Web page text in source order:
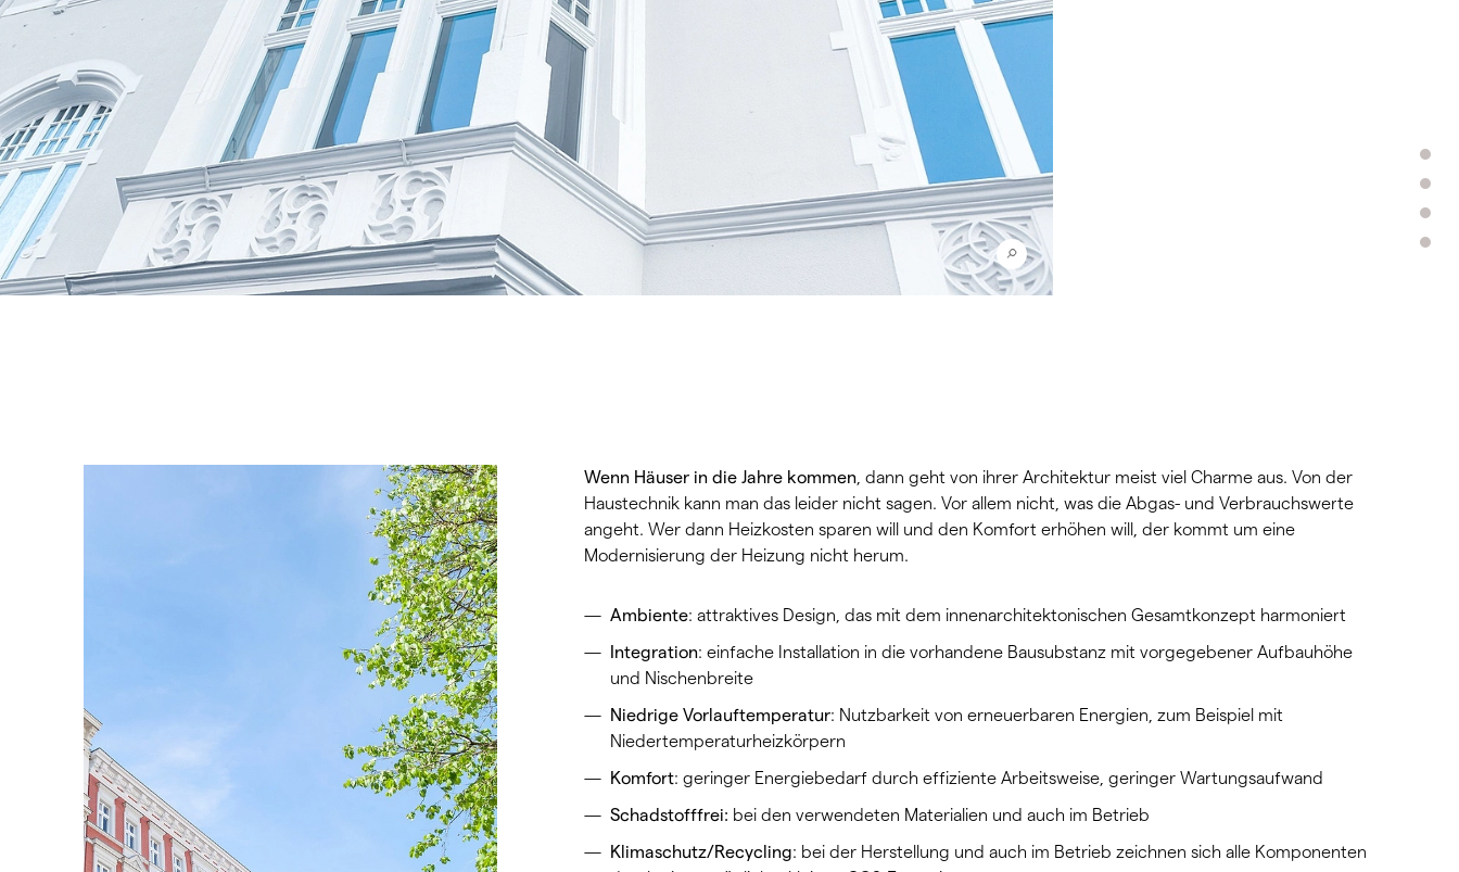
Wenn Häuser in die Jahre kommen, dann geht von ihrer Architektur meist viel Charme aus. Von der
Haustechnik kann man das leider nicht sagen. Vor allem nicht, was die Abgas- und Verbrauchswerte
angeht. Wer dann Heizkosten sparen will und den Komfort erhöhen will, der kommt um eine
Modernisierung der Heizung nicht herum.
Ambiente: attraktives Design, das mit dem innenarchitektonischen Gesamtkonzept harmoniert
Integration: einfache Installation in die vorhandene Bausubstanz mit vorgegebener Aufbauhöhe
und Nischenbreite
Niedrige Vorlauftemperatur: Nutzbarkeit von erneuerbaren Energien, zum Beispiel mit
Niedertemperaturheizkörpern
Komfort: geringer Energiebedarf durch effiziente Arbeitsweise, geringer Wartungsaufwand
Schadstofffrei: bei den verwendeten Materialien und auch im Betrieb
Klimaschutz/Recycling: bei der Herstellung und auch im Betrieb zeichnen sich alle Komponenten